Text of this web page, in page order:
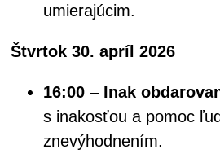
umierajúcim.
Štvrtok 30. apríl 2026
16:00 – Inak
s inakosťou a pomoc
znevýhodnením.